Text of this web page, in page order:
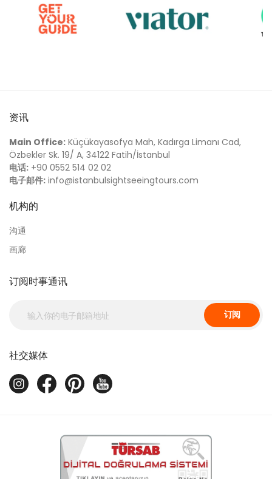
资讯
Main Office: Küçükayasofya Mah, Kadırga Limanı Cad,
Özbekler Sk. 19/ A, 34122 Fatih/İstanbul
电话: +90 0552 514 02 02
电子邮件: info@istanbulsightseeingtours.com
机构的
沟通
画廊
订阅时事通讯
订阅
社交媒体